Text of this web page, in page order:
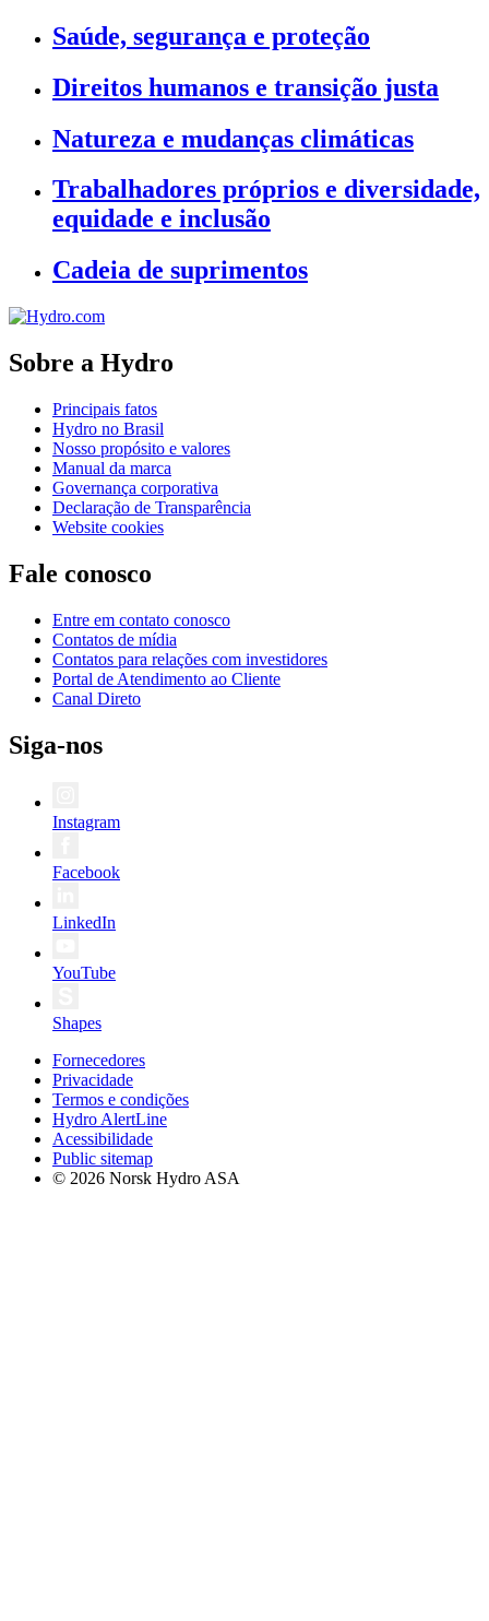
Saúde, segurança e proteção
Direitos humanos e transição justa
Natureza e mudanças climáticas
Trabalhadores próprios e diversidade,
equidade e inclusão
Cadeia de suprimentos
Sobre a Hydro
Principais fatos
Hydro no Brasil
Nosso propósito e valores
Manual da marca
Governança corporativa
Declaração de Transparência
Website cookies
Fale conosco
Entre em contato conosco
Contatos de mídia
Contatos para relações com investidores
Portal de Atendimento ao Cliente
Canal Direto
Siga-nos
Instagram
Facebook
LinkedIn
YouTube
Shapes
Fornecedores
Privacidade
Termos e condições
Hydro AlertLine
Acessibilidade
Public sitemap
© 2026 Norsk Hydro ASA